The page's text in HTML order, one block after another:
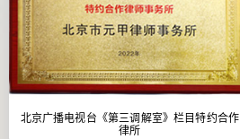
北京广播电视台《第三调解室》栏目特约合作
律所